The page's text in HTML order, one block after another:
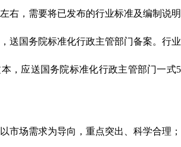
右，需要将已发布的行业标准及编制说明
送国务院标准化行政主管部门备案。行业
，应送国务院标准化行政主管部门一式5
市场需求为导向，重点突出、科学合理；